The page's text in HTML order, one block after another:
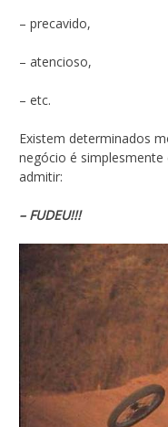
– precavido,
– atencioso,
– etc.
Existem determinados
negócio é
admitir:
– FUDEU!!!